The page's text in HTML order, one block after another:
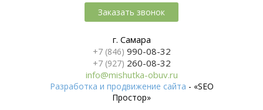
Заказать звонок
г. Самара
+7 (846) 990-08-32
+7 (927) 260-08-32
info@mishutka-obuv.ru
Разработка и продвижение сайта - «SEO
Простор»